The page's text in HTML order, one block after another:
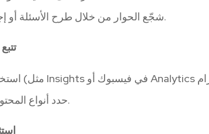
شجّع الحوار من خلال طرح الأسئلة أو إجراء استطلاعات الرأي.
4.
حدد أنواع المحتوى الأكثر تفاعلاً وكررها.
5.